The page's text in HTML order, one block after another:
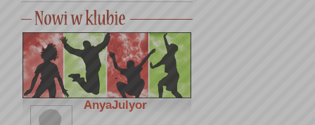
AnyaJulyor